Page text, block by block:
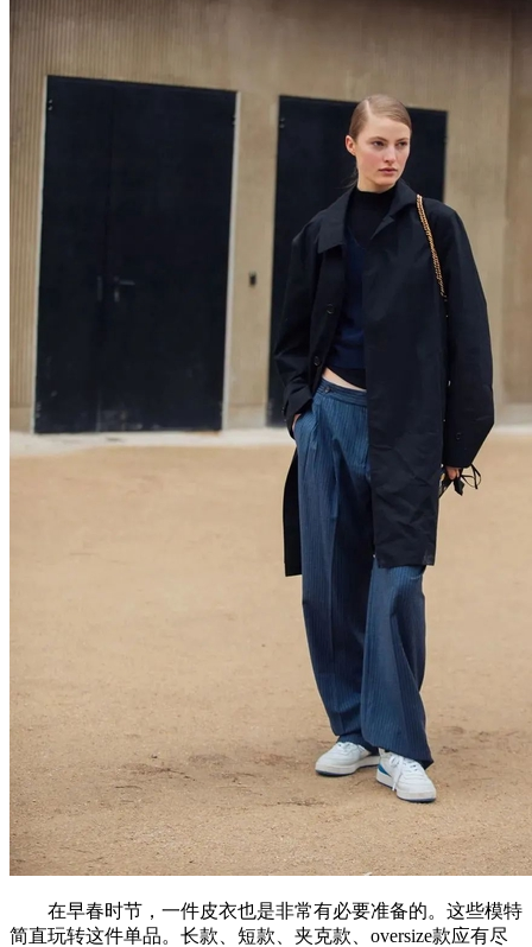
在早春时节，一件皮衣也是非常有必要准备的。这些模特
简直玩转这件单品。长款、短款、夹克款、oversize款应有尽